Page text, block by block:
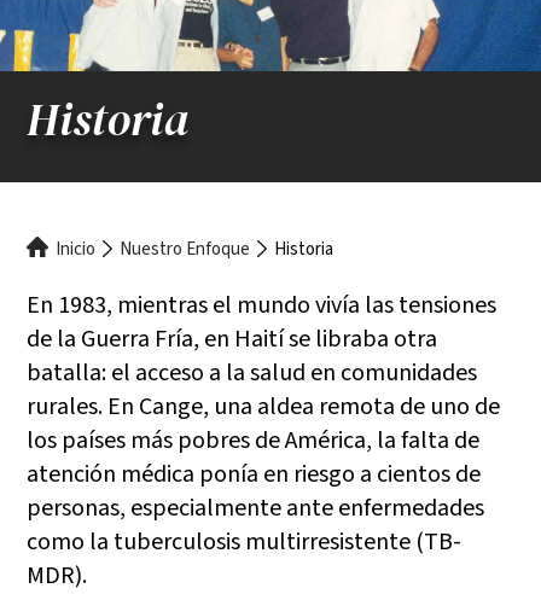
Historia
Ruta
de
navegación
Inicio Nuestro Enfoque Historia
En 1983, mientras el mundo vivía las tensiones
de la Guerra Fría, en Haití se libraba otra
batalla: el acceso a la salud en comunidades
rurales. En Cange, una aldea remota de uno de
los países más pobres de América, la falta de
atención médica ponía en riesgo a cientos de
personas, especialmente ante enfermedades
como la tuberculosis multirresistente (TB-
MDR).